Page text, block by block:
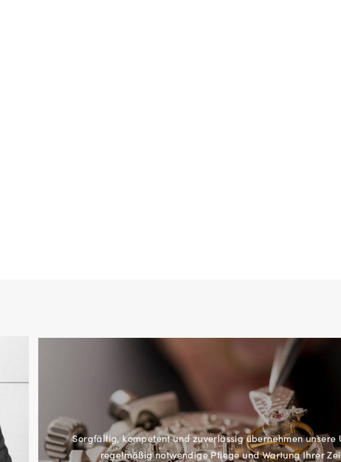
Sorgfältig, kompetent und zuverlässig übernehmen unsere
regelmäßig notwendige Pflege und Wartung Ihrer